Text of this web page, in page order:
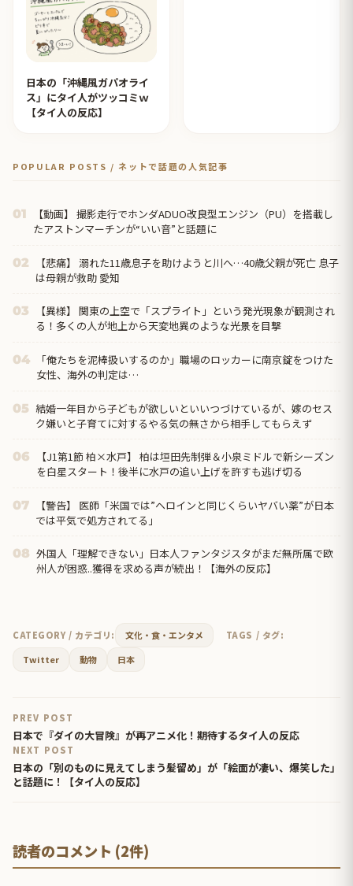
日本の「沖縄風ガパオライ
ス」にタイ人がツッコミｗ
【タイ人の反応】
POPULAR POSTS / ネットで話題の人気記事
01
【動画】 撮影走行でホンダADUO改良型エンジン（PU）を搭載し
たアストンマーチンが“いい音”と話題に
02
【悲痛】 溺れた11歳息子を助けようと川へ…40歳父親が死亡 息子
は母親が救助 愛知
03
【異様】 関東の上空で「スプライト」という発光現象が観測され
る！多くの人が地上から天変地異のような光景を目撃
04
「俺たちを泥棒扱いするのか」職場のロッカーに南京錠をつけた
女性、海外の判定は…
05 結婚一年目から子どもが欲しいといいつづけているが、嫁のセス
ク嫌いと子育てに対するやる気の無さから相手してもらえず
06
【J1第1節 柏×水戸】 柏は垣田先制弾＆小泉ミドルで新シーズン
を白星スタート！後半に水戸の追い上げを許すも逃げ切る
07
【警告】 医師「米国では”ヘロインと同じくらいヤバい薬”が日本
では平気で処方されてる」
08 外国人「理解できない」日本人ファンタジスタがまだ無所属で欧
州人が困惑..獲得を求める声が続出！【海外の反応】
CATEGORY / カテゴリ: 文化・食・エンタメ
TAGS / タグ:
Twitter
動物 日本
PREV POST
日本で『ダイの大冒険』が再アニメ化！期待するタイ人の反応
NEXT POST
日本の「別のものに見えてしまう髪留め」が「絵面が凄い、爆笑した」
と話題に！【タイ人の反応】
読者のコメント (2件)